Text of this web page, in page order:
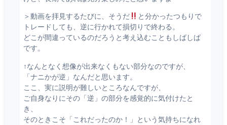
＞動画を拝見するたびに、そうだ
と分かったつもりで
トレードしても、逆に行かれて損切りで終わる。
どこが間違っているのだろうと考え込むこともしばしば
です。
↑なんとなく想像が出来なくもない部分なのですが、
「ナニかが逆」なんだと思います。
ここ、実に説明が難しいところなんですが、
ご自身なりにその「逆」の部分を感覚的に気付けたと
き、
そのときこそ「これだったのか！」という気持ちになれ